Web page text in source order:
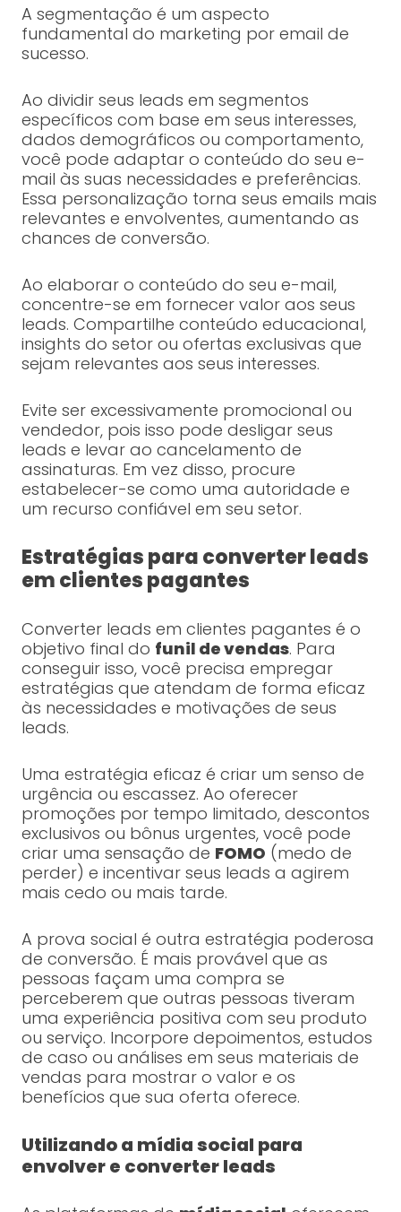
A segmentação é um aspecto
fundamental do marketing por email de
sucesso.
Ao dividir seus leads em segmentos
específicos com base em seus interesses,
dados demográficos ou comportamento,
você pode adaptar o conteúdo do seu e-
mail às suas necessidades e preferências.
Essa personalização torna seus emails mais
relevantes e envolventes, aumentando as
chances de conversão.
Ao elaborar o conteúdo do seu e-mail,
concentre-se em fornecer valor aos seus
leads. Compartilhe conteúdo educacional,
insights do setor ou ofertas exclusivas que
sejam relevantes aos seus interesses.
Evite ser excessivamente promocional ou
vendedor, pois isso pode desligar seus
leads e levar ao cancelamento de
assinaturas. Em vez disso, procure
estabelecer-se como uma autoridade e
um recurso confiável em seu setor.
Estratégias para converter leads
em clientes pagantes
Converter leads em clientes pagantes é o
objetivo final do funil de vendas. Para
conseguir isso, você precisa empregar
estratégias que atendam de forma eficaz
às necessidades e motivações de seus
leads.
Uma estratégia eficaz é criar um senso de
urgência ou escassez. Ao oferecer
promoções por tempo limitado, descontos
exclusivos ou bônus urgentes, você pode
criar uma sensação de FOMO (medo de
perder) e incentivar seus leads a agirem
mais cedo ou mais tarde.
A prova social é outra estratégia poderosa
de conversão. É mais provável que as
pessoas façam uma compra se
perceberem que outras pessoas tiveram
uma experiência positiva com seu produto
ou serviço. Incorpore depoimentos, estudos
de caso ou análises em seus materiais de
vendas para mostrar o valor e os
benefícios que sua oferta oferece.
Utilizando a mídia social para
envolver e converter leads